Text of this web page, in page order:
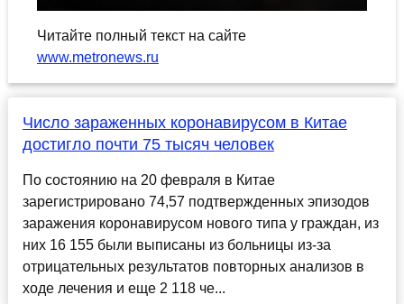
Читайте полный текст на сайте
www.metronews.ru
Число зараженных коронавирусом в Китае
достигло почти 75 тысяч человек
По состоянию на 20 февраля в Китае
зарегистрировано 74,57 подтвержденных эпизодов
заражения коронавирусом нового типа у граждан, из
них 16 155 были выписаны из больницы из-за
отрицательных результатов повторных анализов в
ходе лечения и еще 2 118 че...